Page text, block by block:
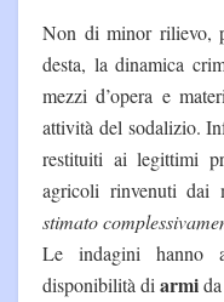
Non di minor rilievo,
desta, la dinamica
mezzi d’opera e
attività del sodalizio.
restituiti ai legittimi
agricoli rinvenuti
stimato
Le indagini hanno
disponibilità diarmi